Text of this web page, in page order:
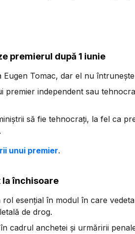
premierul după 1 iunie
Tomac, dar el nu
premier independent sau
să fie tehnocrați, la fel ca
unui premier.
închisoare
esențial în modul în care
de drog.
cadrul anchetei și urmăririi